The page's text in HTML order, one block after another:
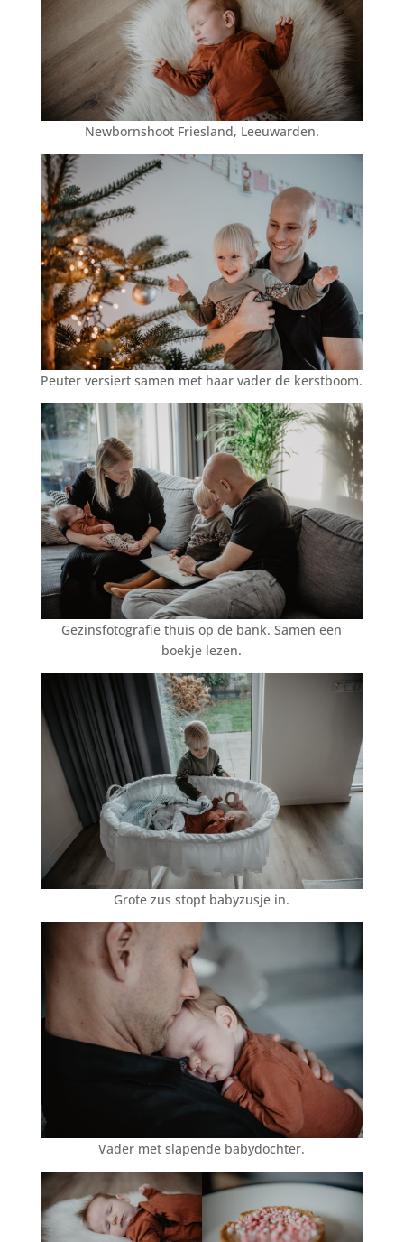
Newbornshoot Friesland, Leeuwarden.
Peuter versiert samen met haar vader de kerstboom.
Gezinsfotografie thuis op de bank. Samen een
boekje lezen.
Grote zus stopt babyzusje in.
Vader met slapende babydochter.